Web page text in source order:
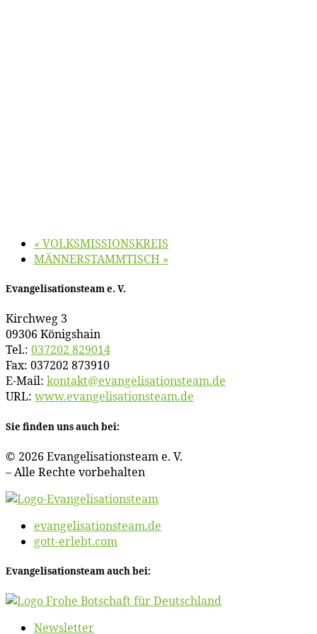
« VOLKSMISSIONSKREIS
MÄNNERSTAMMTISCH »
Evan­ge­li­sa­ti­ons­team e. V.
Kirch­weg 3
09306 Königshain
Tel.: 037202 829014
Fax: 037202 873910
E‑Mail: kontakt@​evangelisationsteam.​de
URL: www​.evan​ge​li​sa​ti​ons​team​.de
Sie fin­den uns auch bei:
© 2026 Evan­ge­li­sa­ti­ons­team e. V.
– Al­le Rech­te vorbehalten
evangelisationsteam.de
gott-erlebt.com
Evan­ge­li­sa­ti­ons­team auch bei:
News­let­ter